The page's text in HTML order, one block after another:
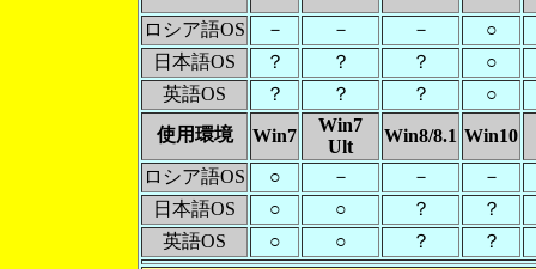
ロシア語OS
－ － －
○
日本語OS
？ ？ ？
○
英語OS
？ ？ ？
○
使用環境
Win7
Win7
Ult
Win8/8.1 Win10
ロシア語OS
○ － －
－
日本語OS
○ ○ ？
？
英語OS
○ ○ ？
？